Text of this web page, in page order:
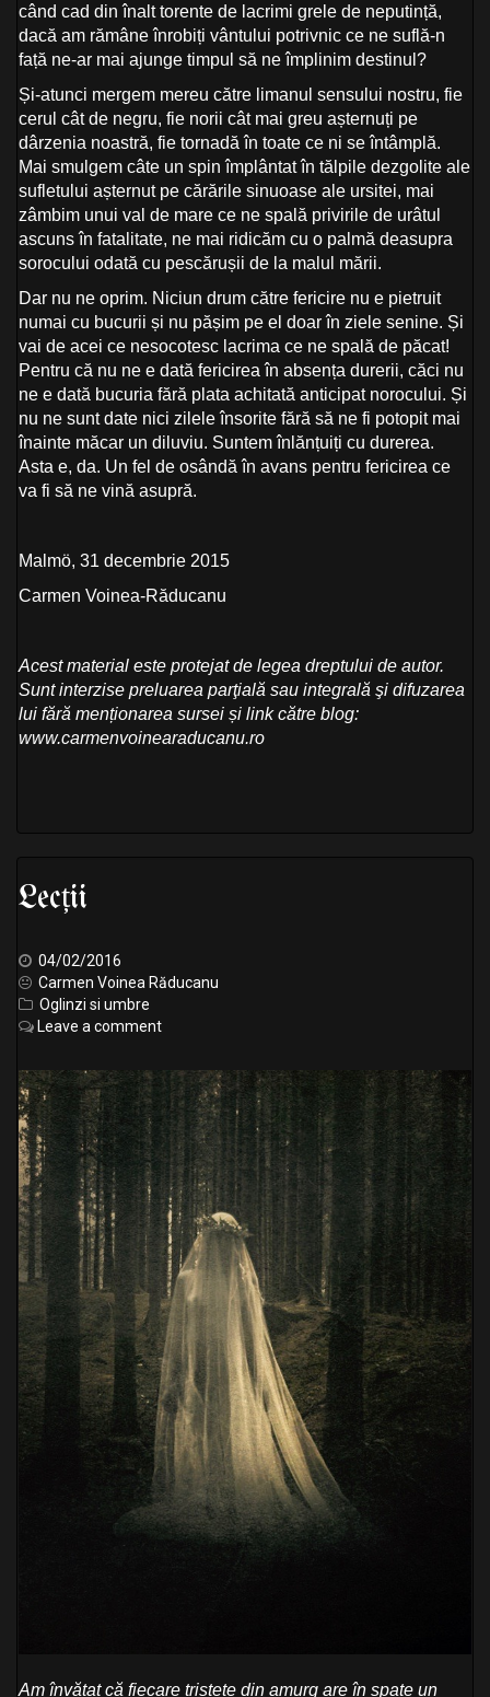
când cad din înalt torente de lacrimi grele de neputință,
dacă am rămâne înrobiți vântului potrivnic ce ne suflă-n
față ne-ar mai ajunge timpul să ne împlinim destinul?
Și-atunci mergem mereu către limanul sensului nostru, fie
cerul cât de negru, fie norii cât mai greu așternuți pe
dârzenia noastră, fie tornadă în toate ce ni se întâmplă.
Mai smulgem câte un spin împlântat în tălpile dezgolite ale
sufletului așternut pe cărările sinuoase ale ursitei, mai
zâmbim unui val de mare ce ne spală privirile de urâtul
ascuns în fatalitate, ne mai ridicăm cu o palmă deasupra
sorocului odată cu pescărușii de la malul mării.
Dar nu ne oprim. Niciun drum către fericire nu e pietruit
numai cu bucurii și nu pășim pe el doar în ziele senine. Și
vai de acei ce nesocotesc lacrima ce ne spală de păcat!
Pentru că nu ne e dată fericirea în absența durerii, căci nu
ne e dată bucuria fără plata achitată anticipat norocului. Și
nu ne sunt date nici zilele însorite fără să ne fi potopit mai
înainte măcar un diluviu. Suntem înlănțuiți cu durerea.
Asta e, da. Un fel de osândă în avans pentru fericirea ce
va fi să ne vină asupră.
Malmö, 31 decembrie 2015
Carmen Voinea-Răducanu
Acest material este protejat de legea dreptului de autor.
Sunt interzise preluarea parţială sau integrală şi difuzarea
lui fără menționarea sursei și link către blog:
www.carmenvoinearaducanu.ro
Lecții
04/02/2016
Carmen Voinea Răducanu
Oglinzi si umbre
Leave a comment
Am învățat că fiecare tristețe din amurg are în spate un